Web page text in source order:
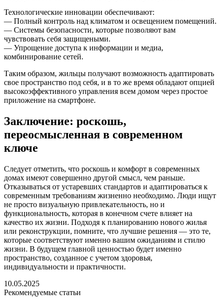
Технологические инновации обеспечивают:
— Полный контроль над климатом и освещением помещений.
— Системы безопасности, которые позволяют вам
чувствовать себя защищеными.
— Упрощение доступа к информации и медиа,
комбинирование сетей.
Таким образом, жильцы получают возможность адаптировать
свое пространство под себя, и в то же время обладают опцией
высокоэффективного управления всем домом через простое
приложение на смартфоне.
Заключение: роскошь,
переосмысленная в современном
ключе
Следует отметить, что роскошь и комфорт в современных
домах имеют совершенно другой смысл, чем раньше.
Отказываться от устаревших стандартов и адаптироваться к
современным требованиям жизненно необходимо. Люди ищут
не просто визуальную привлекательность, но и
функциональность, которая в конечном счете влияет на
качество их жизни. Подходя к планированию нового жилья
или реконструкции, помните, что лучшие решения — это те,
которые соответствуют именно вашим ожиданиям и стилю
жизни. В будущем главной ценностью будет именно
пространство, созданное с учетом здоровья,
индивидуальности и практичности.
10.05.2025
Рекомендуемые статьи